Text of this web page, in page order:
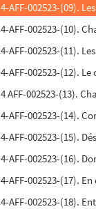
4-AFF-002523-(09). Les
4-AFF-002523-(10).
4-AFF-002523-(11).
4-AFF-002523-(12). Le
4 AFF-002523-(13).
4-AFF-002523-(14).
4-AFF-002523-(15).
4-AFF-002523-(16).
4-AFF-002523-(17). En
4-AFF-002523-(18).